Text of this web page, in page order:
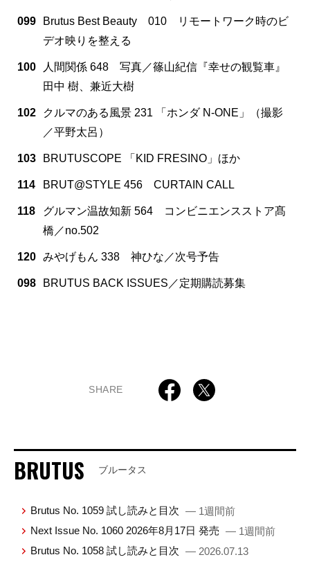
099
Brutus Best Beauty 010 リモートワーク時のビ
デオ映りを整える
100
人間関係 648 写真／篠山紀信『幸せの観覧車』
田中 樹、兼近大樹
102
クルマのある風景 231 「ホンダ N-ONE」（撮影
／平野太呂）
103 BRUTUSCOPE 「KID FRESINO」ほか
114 BRUT@STYLE 456 CURTAIN CALL
118
グルマン温故知新 564 コンビニエンスストア髙
橋／no.502
120 みやげもん 338 神ひな／次号予告
098 BRUTUS BACK ISSUES／定期購読募集
SHARE
BRUTUS ブルータス
Brutus No. 1059 試し読みと目次 — 1週間前
Next Issue No. 1060 2026年8月17日 発売 — 1週間前
Brutus No. 1058 試し読みと目次 — 2026.07.13